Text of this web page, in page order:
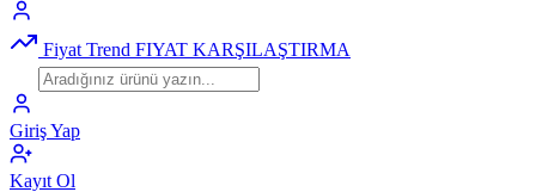
Fiyat Trend FIYAT KARŞILAŞTIRMA
Giriş Yap
Kayıt Ol